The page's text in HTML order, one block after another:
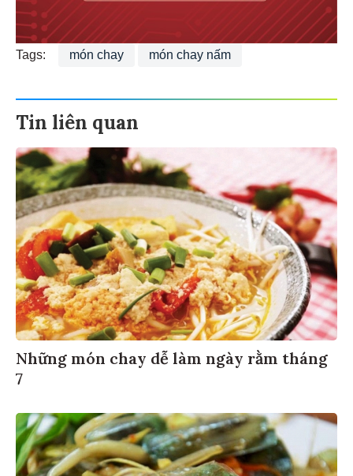
Tags: món chay món chay nấm
Tin liên quan
Những món chay dễ làm ngày rằm tháng
7